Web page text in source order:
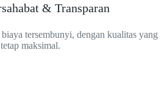
& Transparan
tersembunyi, dengan kualitas yang
tetap maksimal.